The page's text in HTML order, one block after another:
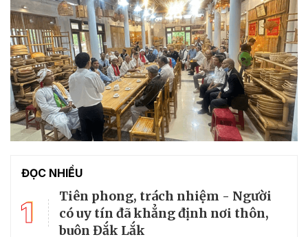
ĐỌC NHIỀU
1
Tiên phong, trách nhiệm - Người
có uy tín đã khẳng định nơi thôn,
buôn Đắk Lắk